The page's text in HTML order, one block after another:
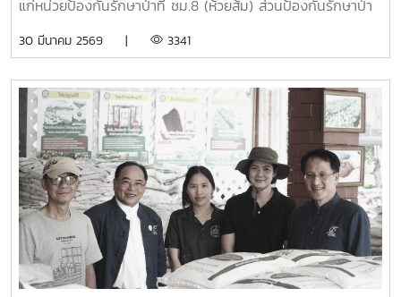
แก่หน่วยป้องกันรักษาป่าที่ ชม.8 (ห้วยส้ม) ส่วนป้องกันรักษาป่า
(เชียงใหม่) เพื่อใช้สนับสนุนการปฏิบัติงานของเจ้าหน้าที่ที่ปฏิบัติ
หน้าที่และอาสาสมัครผู้ปฏิบัติงานดับไฟป่าในพื้นที่ในพื้นที่อำเภอ
สันทราย จังหวัดเชียงใหม่
30 มีนาคม 2569 | 3341